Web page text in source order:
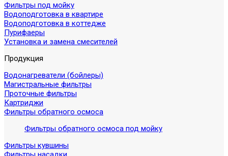
Фильтры под мойку
Водоподготовка в квартире
Водоподготовка в коттедже
Пурифаеры
Установка и замена смесителей
Продукция
Водонагреватели (бойлеры)
Магистральные фильтры
Проточные фильтры
Картриджи
Фильтры обратного осмоса
Фильтры обратного осмоса под мойку
Фильтры кувшины